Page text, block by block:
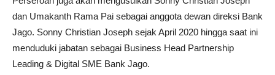
dan Umakanth Rama Pai sebagai anggota dewan direksi Bank
Jago. Sonny Christian Joseph sejak April 2020 hingga saat ini
menduduki jabatan sebagai Business Head Partnership
Leading & Digital SME Bank Jago.